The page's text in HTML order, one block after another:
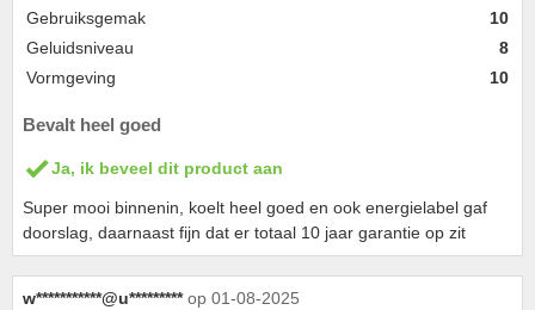
Gebruiksgemak
10
Geluidsniveau
8
Vormgeving
10
Bevalt heel goed
Ja, ik beveel dit product aan
Super mooi binnenin, koelt heel goed en ook energielabel gaf
doorslag, daarnaast fijn dat er totaal 10 jaar garantie op zit
w***********@u********* op 01-08-2025